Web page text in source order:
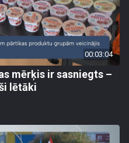
00:03:04
mērķis ir sasniegts –
lētāki